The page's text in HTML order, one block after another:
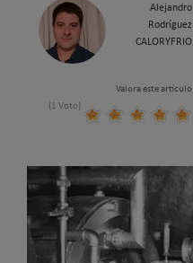
Alejandro
Rodríguez
CALORYFRIO
Valora este artículo
(1 Voto)